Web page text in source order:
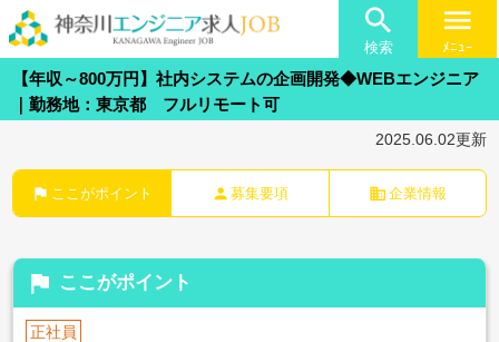

検索
menu
ﾒﾆｭｰ
【年収～800万円】社内システムの企画開発◆WEBエンジニア
｜勤務地：東京都 フルリモート可
2025.06.02更新
flag ここがポイント person 募集要項 business 企業情報
flag ここがポイント
正社員